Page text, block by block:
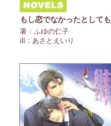
もし恋でなかったとしても
著：ふゆの仁子
ill：あさとえいり